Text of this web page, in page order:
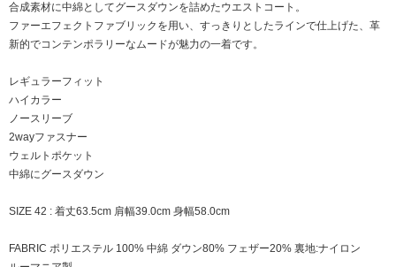
合成素材に中綿としてグースダウンを詰めたウエストコート。
ファーエフェクトファブリックを用い、すっきりとしたラインで仕上げた、革
新的でコンテンポラリーなムードが魅力の一着です。
レギュラーフィット
ハイカラー
ノースリーブ
2wayファスナー
ウェルトポケット
中綿にグースダウン
SIZE 42 : 着丈63.5cm 肩幅39.0cm 身幅58.0cm
FABRIC ポリエステル 100% 中綿 ダウン80% フェザー20% 裏地:ナイロン